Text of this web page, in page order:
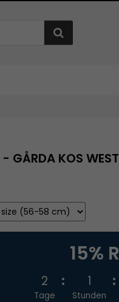
- GÅRDA KOS
15%
2
Tage
1
Stunden